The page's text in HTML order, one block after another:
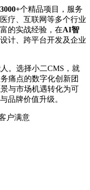
3000+个精品项目，服务
疗、互联网等多个行业
的实战经验，在AI智
计、跨平台开发及企业
。选择小二CMS，就
痛点的数字化创新团
与市场机遇转化为可
品牌价值升级。
户满意